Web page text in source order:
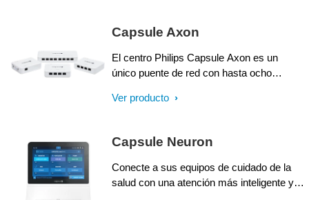
presentan en el contexto del paciente, los
proveedores de atención pueden priorizar
y coordinar las intervenciones de manera
Capsule Axon
El centro Philips Capsule Axon es un
único puente de red con hasta ocho
que proporciona una sólida conectividad
UCI, la UPA y la UCIN. Axon envía los
datos de los dispositivos al servidor
Capsule a través de la red normal del
Ver producto
Capsule Neuron
Conecte a sus equipos de cuidado de la
salud con una atención más inteligente y